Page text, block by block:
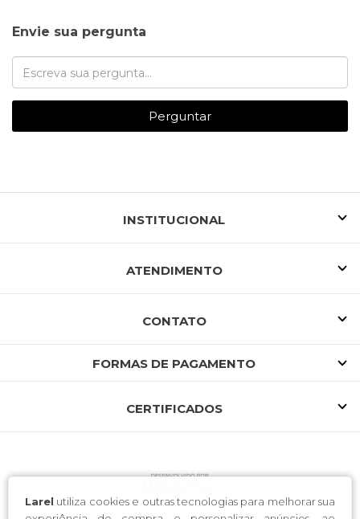
Larel utiliza cookies e outras tecnologias para melhorar sua
Envie sua pergunta
Perguntar
INSTITUCIONAL
ATENDIMENTO
CONTATO
FORMAS DE PAGAMENTO
CERTIFICADOS